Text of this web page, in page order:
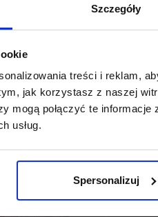
Szczegóły
treści i reklam,
jak korzystasz z naszej
mogą połączyć te
usług.
Spersonalizuj